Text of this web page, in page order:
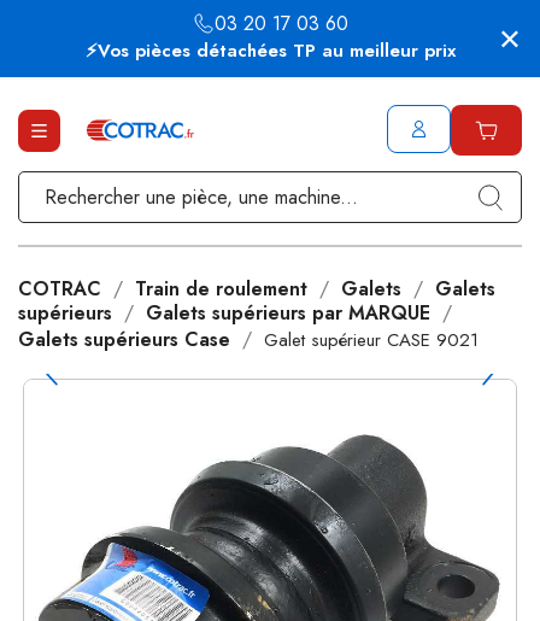
⚡Vos pièces détachées TP au meilleur prix
03 20 17 03 60
COTRAC Train de roulement Galets
Galets
supérieurs
Galets supérieurs par MARQUE
Galets supérieurs Case
Galet supérieur CASE 9021